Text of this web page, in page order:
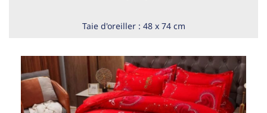
Taie d'oreiller : 48 x 74 cm